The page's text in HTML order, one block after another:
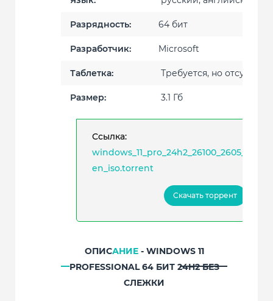
Разрядность: 64 бит
Разработчик: Microsoft
Таблетка: Требуется, но
Размер: 3.1 Гб
Ссылка:
en_iso.torrent
Скачать торрент
ОПИСАНИЕ- WINDOWS 11
PROFESSIONAL 64 БИТ 24H2 БЕЗ
СЛЕЖКИ